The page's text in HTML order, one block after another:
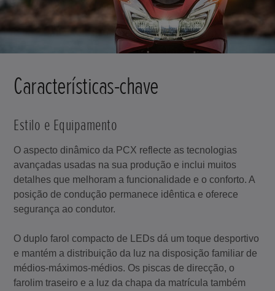
Características-chave
Estilo e Equipamento
O aspecto dinâmico da PCX reflecte as tecnologias
avançadas usadas na sua produção e inclui muitos
detalhes que melhoram a funcionalidade e o conforto. A
posição de condução permanece idêntica e oferece
segurança ao condutor.
O duplo farol compacto de LEDs dá um toque desportivo
e mantém a distribuição da luz na disposição familiar de
médios-máximos-médios. Os piscas de direcção, o
farolim traseiro e a luz da chapa da matrícula também